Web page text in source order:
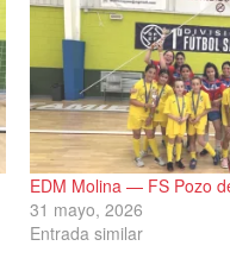
EDM Molina — FS Pozo
31 mayo, 2026
Entrada similar